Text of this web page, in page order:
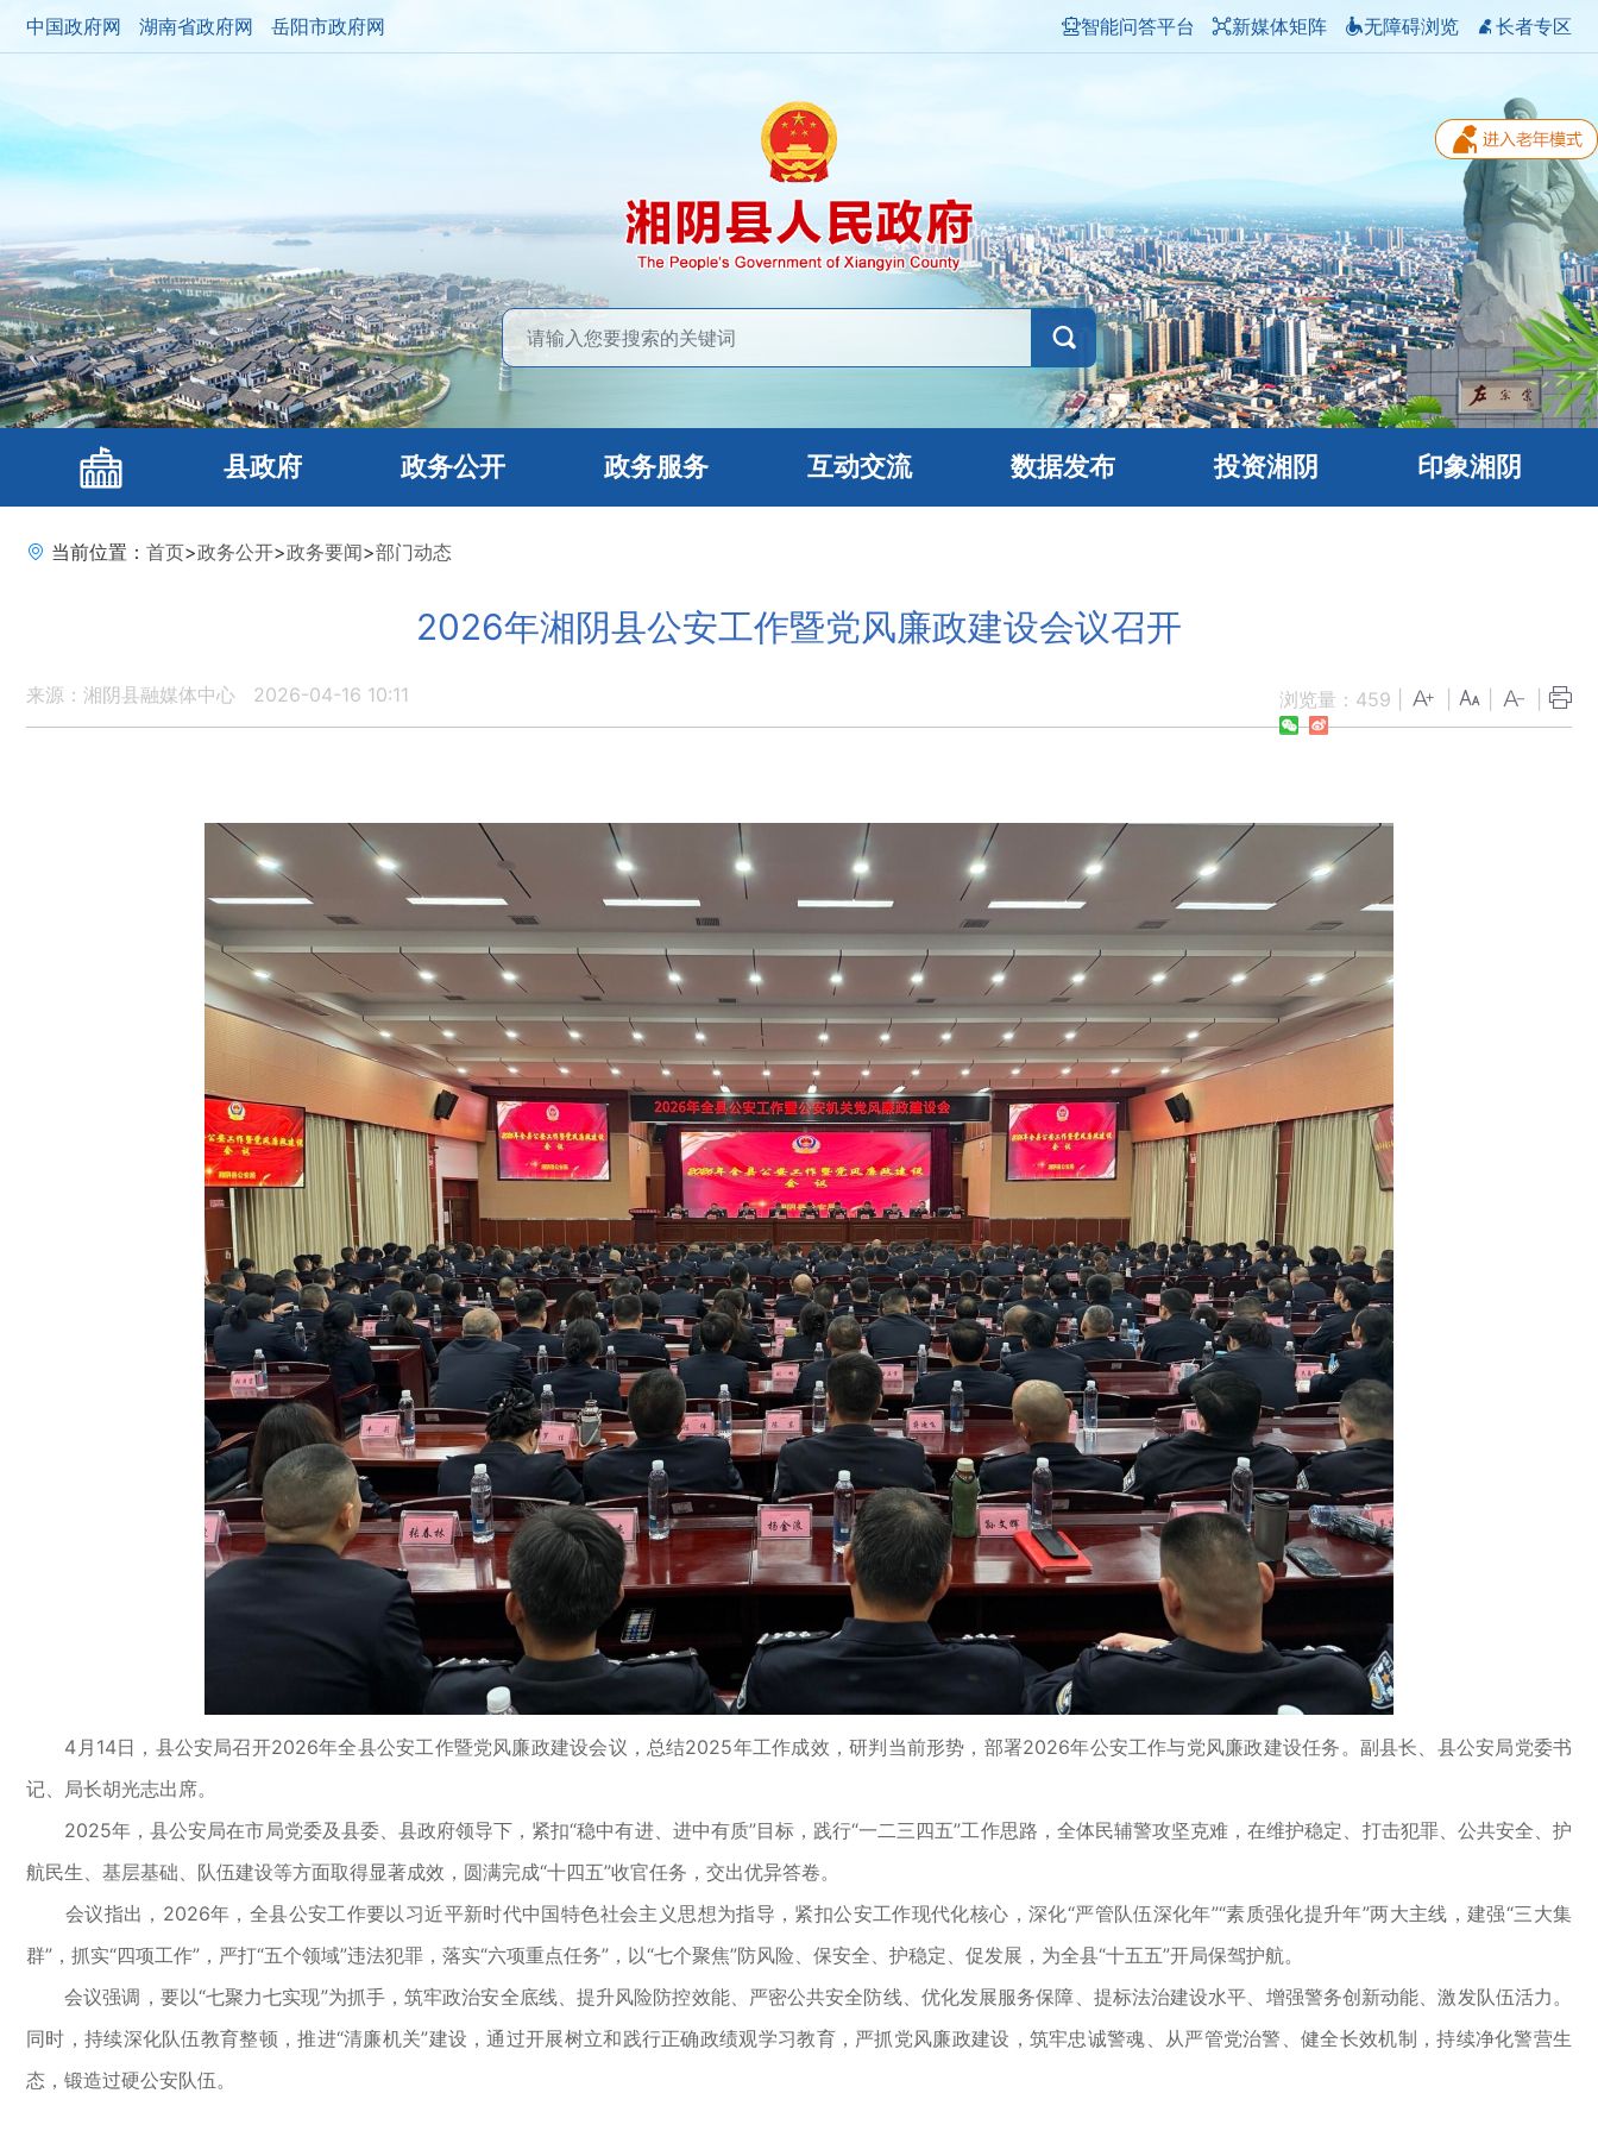
中国政府网 湖南省政府网 岳阳市政府网 智能问答平台 新媒体矩阵 无障碍浏览 长者专区
县政府 政务公开 政务服务 互动交流 数据发布 投资湘阴 印象湘阴
当前位置： 首页>政务公开>政务要闻>部门动态
2026年湘阴县公安工作暨党风廉政建设会议召开
来源：湘阴县融媒体中心 2026-04-16 10:11 浏览量： 459
4月14日，县公安局召开2026年全县公安工作暨党风廉政建设会议，总结2025年工作成效，研判当前形势，部署2026年公安工作与党风廉政建设任务。副县长、县公安局党委书
记、局长胡光志出席。
2025年，县公安局在市局党委及县委、县政府领导下，紧扣“稳中有进、进中有质”目标，践行“一二三四五”工作思路，全体民辅警攻坚克难，在维护稳定、打击犯罪、公共安全、护
航民生、基层基础、队伍建设等方面取得显著成效，圆满完成“十四五”收官任务，交出优异答卷。
会议指出，2026年，全县公安工作要以习近平新时代中国特色社会主义思想为指导，紧扣公安工作现代化核心，深化“严管队伍深化年”“素质强化提升年”两大主线，建强“三大集
群”，抓实“四项工作”，严打“五个领域”违法犯罪，落实“六项重点任务”，以“七个聚焦”防风险、保安全、护稳定、促发展，为全县“十五五”开局保驾护航。
会议强调，要以“七聚力七实现”为抓手，筑牢政治安全底线、提升风险防控效能、严密公共安全防线、优化发展服务保障、提标法治建设水平、增强警务创新动能、激发队伍活力。
同时，持续深化队伍教育整顿，推进“清廉机关”建设，通过开展树立和践行正确政绩观学习教育，严抓党风廉政建设，筑牢忠诚警魂、从严管党治警、健全长效机制，持续净化警营生
态，锻造过硬公安队伍。